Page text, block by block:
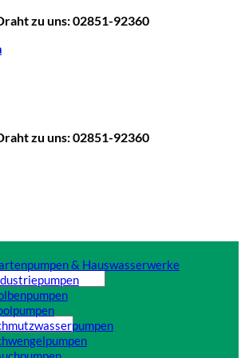
zu uns: 02851-92360
zu uns: 02851-92360
& Hauswasserwerke